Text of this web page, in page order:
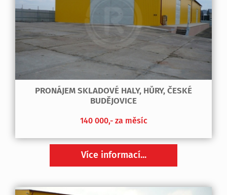
PRONÁJEM SKLADOVÉ HALY, HŮRY, ČESKÉ
BUDĚJOVICE
140 000,- za měsíc
Více informací...